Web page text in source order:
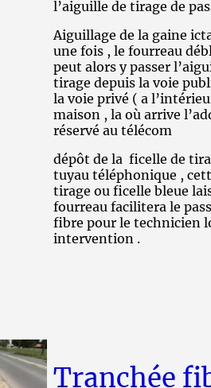
l’aiguille de tirage de
Aiguillage de la gaine
une fois , le fourreau
peut alors y passer
tirage depuis la voie
la voie privé ( a
maison , la où arrive
réservé au télécom
dépôt de la ficelle de
tuyau téléphonique ,
tirage ou ficelle bleue
fourreau facilitera le
fibre pour le technicien
intervention .
Tranchée